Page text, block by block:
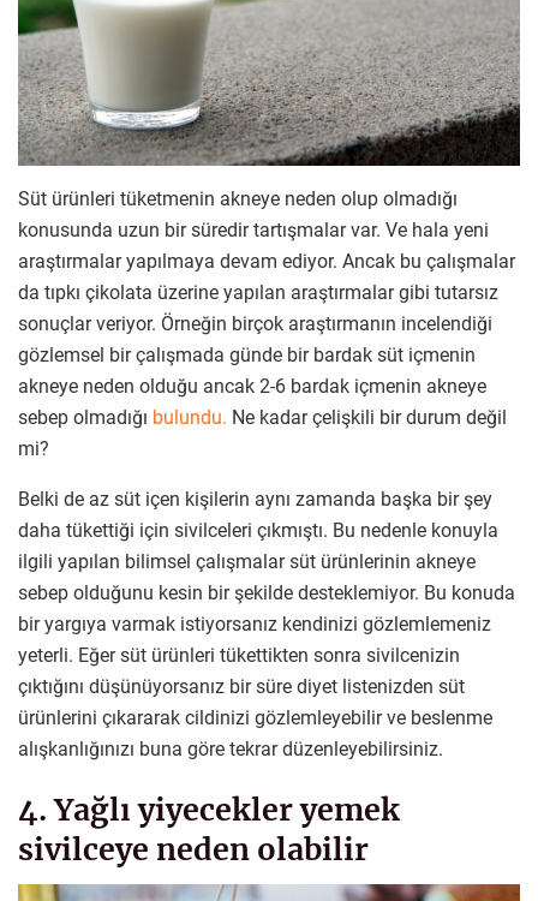
Süt ürünleri tüketmenin akneye neden olup olmadığı
konusunda uzun bir süredir tartışmalar var. Ve hala yeni
araştırmalar yapılmaya devam ediyor. Ancak bu çalışmalar
da tıpkı çikolata üzerine yapılan araştırmalar gibi tutarsız
sonuçlar veriyor. Örneğin birçok araştırmanın incelendiği
gözlemsel bir çalışmada günde bir bardak süt içmenin
akneye neden olduğu ancak 2-6 bardak içmenin akneye
sebep olmadığı bulundu. Ne kadar çelişkili bir durum değil
mi?
Belki de az süt içen kişilerin aynı zamanda başka bir şey
daha tükettiği için sivilceleri çıkmıştı. Bu nedenle konuyla
ilgili yapılan bilimsel çalışmalar süt ürünlerinin akneye
sebep olduğunu kesin bir şekilde desteklemiyor. Bu konuda
bir yargıya varmak istiyorsanız kendinizi gözlemlemeniz
yeterli. Eğer süt ürünleri tükettikten sonra sivilcenizin
çıktığını düşünüyorsanız bir süre diyet listenizden süt
ürünlerini çıkararak cildinizi gözlemleyebilir ve beslenme
alışkanlığınızı buna göre tekrar düzenleyebilirsiniz.
4. Yağlı yiyecekler yemek
sivilceye neden olabilir